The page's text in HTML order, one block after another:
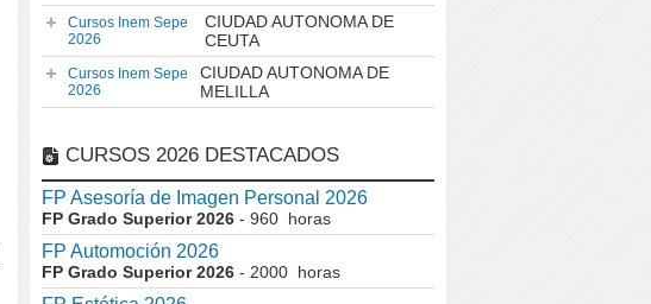
Cursos Inem Sepe
2026
CIUDAD AUTONOMA DE
CEUTA
Cursos Inem Sepe
2026
CIUDAD AUTONOMA DE
MELILLA
CURSOS 2026 DESTACADOS
FP Asesoría de Imagen Personal 2026
FP Grado Superior 2026 - 960 horas
FP Automoción 2026
FP Grado Superior 2026 - 2000 horas